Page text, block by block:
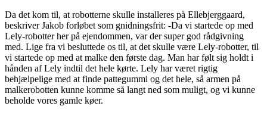
Da det kom til, at robotterne skulle installeres på Ellebjerggaard,
beskriver Jakob forløbet som gnidningsfrit: -Da vi startede op med
Lely-robotter her på ejendommen, var der super god rådgivning
med. Lige fra vi besluttede os til, at det skulle være Lely-robotter, til
vi startede op med at malke den første dag. Man har følt sig holdt i
hånden af Lely indtil det hele kørte. Lely har været rigtig
behjælpelige med at finde pattegummi og det hele, så armen på
malkerobotten kunne komme så langt ned som muligt, og vi kunne
beholde vores gamle køer.